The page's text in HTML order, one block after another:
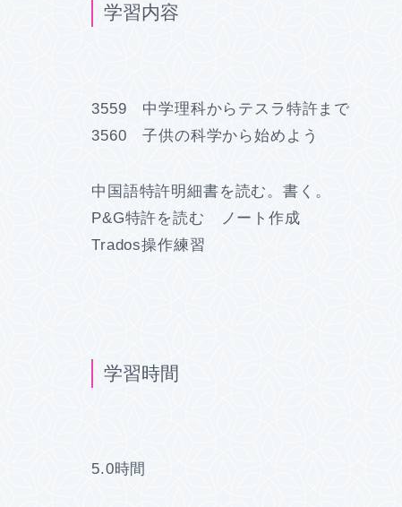
学習内容
3559 中学理科からテスラ特許まで
3560 子供の科学から始めよう
中国語特許明細書を読む。書く。
P&G特許を読む ノート作成
Trados操作練習
学習時間
5.0時間